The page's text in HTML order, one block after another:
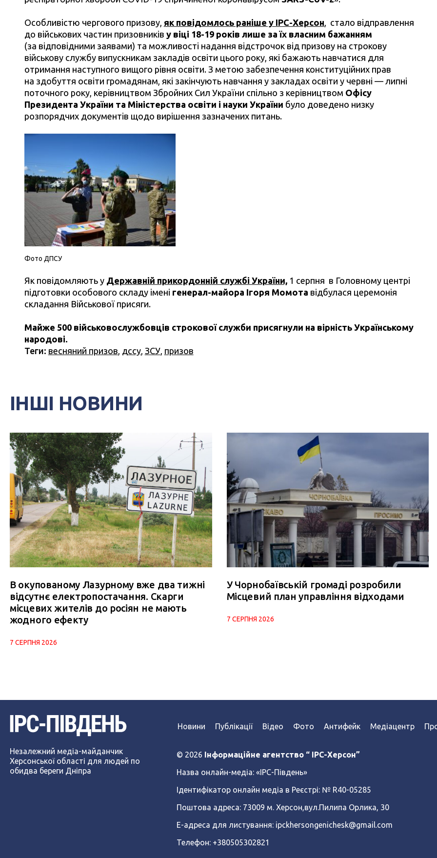
Особливістю чергового призову, як повідомлось раніше у IPC-Херсон, стало відправлення
до військових частин призовників у віці 18-19 років лише за їх власним бажанням
(за відповідними заявами) та можливості надання відстрочок від призову на строкову
військову службу випускникам закладів освіти цього року, які бажають навчатися для
отримання наступного вищого рівня освіти. З метою забезпечення конституційних прав
на здобуття освіти громадянам, які закінчують навчання у закладах освіти у червні — липні
поточного року, керівництвом Збройних Сил України спільно з керівництвом Офісу
Президента України та Міністерства освіти і науки України було доведено низку
розпорядчих документів щодо вирішення зазначених питань.
Фото ДПСУ
Як повідомляють у Державній прикордонній службі України,1 серпня в Головному центрі
підготовки особового складу імені генерал-майора Ігоря Момота відбулася церемонія
складання Військової присяги.
Майже 500 військовослужбовців строкової служби присягнули на вірність Українському
народові.
Теги: весняний призов дссу, ЗСУ, призов
ІНШІ НОВИНИ
В окупованому Лазурному вже два тижні
відсутнє електропостачання. Скарги
місцевих жителів до росіян не мають
жодного ефекту
7 СЕРПНЯ 2026
У Чорнобаївській громаді розробили
Місцевий план управління відходами
7 СЕРПНЯ 2026
Незалежний медіа-майданчик
Херсонської області для людей по
обидва береги Дніпра
Новини Публікації Відео Фото Антифейк Медіацентр
© 2026
Інформаційне агентство “ IPC-Херсон”
Назва онлайн-медіа: «ІРС-Південь»
Ідентифікатор онлайн медіа в Реєстрі: № R40-05285
Поштова адреса: 73009 м. Херсон,вул.Пилипа Орлика, 30
Е-адреса для листування: ipckhersongenichesk@gmail.com
Телефон: +380505302821